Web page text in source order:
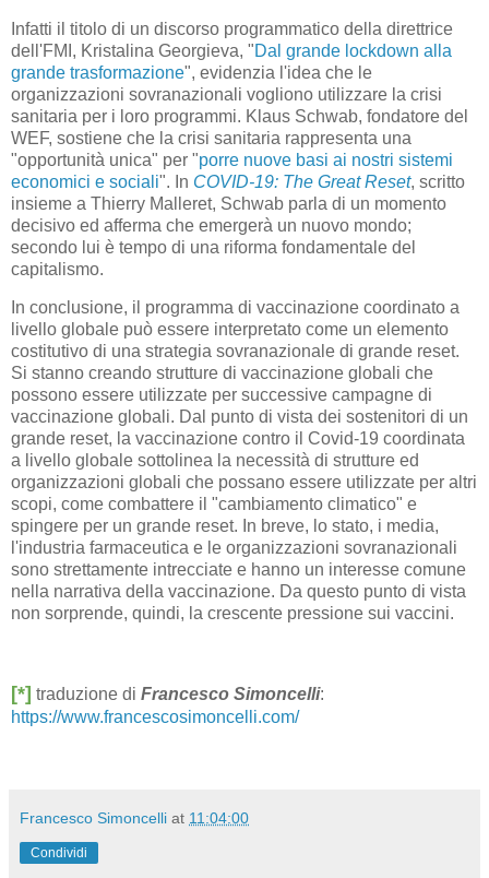
Infatti il titolo di un discorso programmatico della direttrice
dell'FMI, Kristalina Georgieva, "Dal grande lockdown alla
grande trasformazione", evidenzia l'idea che le
organizzazioni sovranazionali vogliono utilizzare la crisi
sanitaria per i loro programmi. Klaus Schwab, fondatore del
WEF, sostiene che la crisi sanitaria rappresenta una
"opportunità unica" per "porre nuove basi ai nostri sistemi
economici e sociali". In COVID-19: The Great Reset, scritto
insieme a Thierry Malleret, Schwab parla di un momento
decisivo ed afferma che emergerà un nuovo mondo;
secondo lui è tempo di una riforma fondamentale del
capitalismo.
In conclusione, il programma di vaccinazione coordinato a
livello globale può essere interpretato come un elemento
costitutivo di una strategia sovranazionale di grande reset.
Si stanno creando strutture di vaccinazione globali che
possono essere utilizzate per successive campagne di
vaccinazione globali. Dal punto di vista dei sostenitori di un
grande reset, la vaccinazione contro il Covid-19 coordinata
a livello globale sottolinea la necessità di strutture ed
organizzazioni globali che possano essere utilizzate per altri
scopi, come combattere il "cambiamento climatico" e
spingere per un grande reset. In breve, lo stato, i media,
l'industria farmaceutica e le organizzazioni sovranazionali
sono strettamente intrecciate e hanno un interesse comune
nella narrativa della vaccinazione. Da questo punto di vista
non sorprende, quindi, la crescente pressione sui vaccini.
[*] traduzione di Francesco Simoncelli:
https://www.francescosimoncelli.com/
Francesco Simoncelli at 11:04:00
Condividi